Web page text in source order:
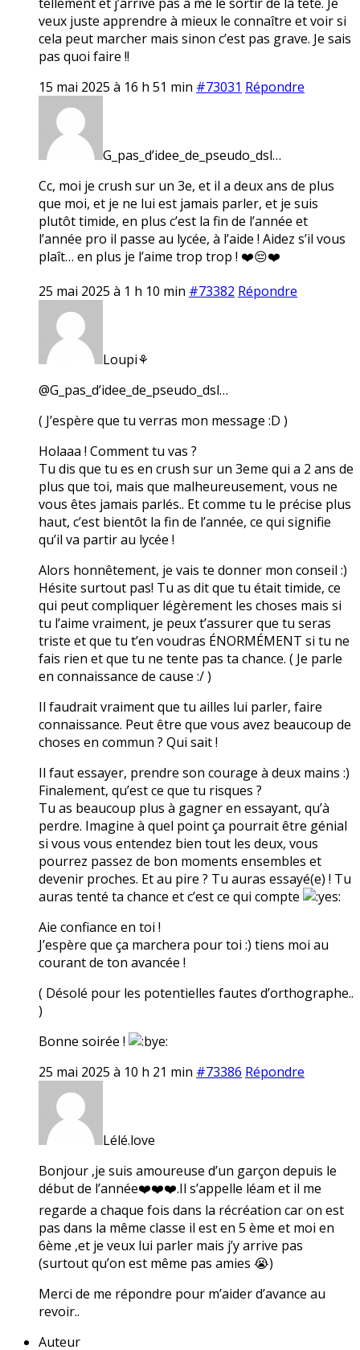
veux juste apprendre à mieux le connaître et voir si
cela peut marcher mais sinon c’est pas grave. Je sais
pas quoi faire !!
15 mai 2025 à 16 h 51 min #73031 Répondre
G_pas_d’idee_de_pseudo_dsl…
Cc, moi je crush sur un 3e, et il a deux ans de plus
que moi, et je ne lui est jamais parler, et je suis
plutôt timide, en plus c’est la fin de l’année et
l’année pro il passe au lycée, à l’aide ! Aidez s’il vous
plaît… en plus je l’aime trop trop ! ❤️😔❤️
25 mai 2025 à 1 h 10 min #73382 Répondre
Loupi⚘️
@G_pas_d’idee_de_pseudo_dsl…
( J’espère que tu verras mon message :D )
Holaaa ! Comment tu vas ?
Tu dis que tu es en crush sur un 3eme qui a 2 ans de
plus que toi, mais que malheureusement, vous ne
vous êtes jamais parlés.. Et comme tu le précise plus
haut, c’est bientôt la fin de l’année, ce qui signifie
qu’il va partir au lycée !
Alors honnêtement, je vais te donner mon conseil :)
Hésite surtout pas! Tu as dit que tu était timide, ce
qui peut compliquer légèrement les choses mais si
tu l’aime vraiment, je peux t’assurer que tu seras
triste et que tu t’en voudras ÉNORMÉMENT si tu ne
fais rien et que tu ne tente pas ta chance. ( Je parle
en connaissance de cause :/ )
Il faudrait vraiment que tu ailles lui parler, faire
connaissance. Peut être que vous avez beaucoup de
choses en commun ? Qui sait !
Il faut essayer, prendre son courage à deux mains :)
Finalement, qu’est ce que tu risques ?
Tu as beaucoup plus à gagner en essayant, qu’à
perdre. Imagine à quel point ça pourrait être génial
si vous vous entendez bien tout les deux, vous
pourrez passez de bon moments ensembles et
devenir proches. Et au pire ? Tu auras essayé(e) ! Tu
auras tenté ta chance et c’est ce qui compte
Aie confiance en toi !
J’espère que ça marchera pour toi :) tiens moi au
courant de ton avancée !
( Désolé pour les potentielles fautes d’orthographe..
)
Bonne soirée !
25 mai 2025 à 10 h 21 min #73386 Répondre
Lélé.love
Bonjour ,je suis amoureuse d’un garçon depuis le
début de l’année❤️❤️❤️.Il s’appelle léam et il me
regarde a chaque fois dans la récréation car on est
pas dans la même classe il est en 5 ème et moi en
6ème ,et je veux lui parler mais j’y arrive pas
(surtout qu’on est même pas amies 😭)
Merci de me répondre pour m’aider d’avance au
revoir..
Auteur